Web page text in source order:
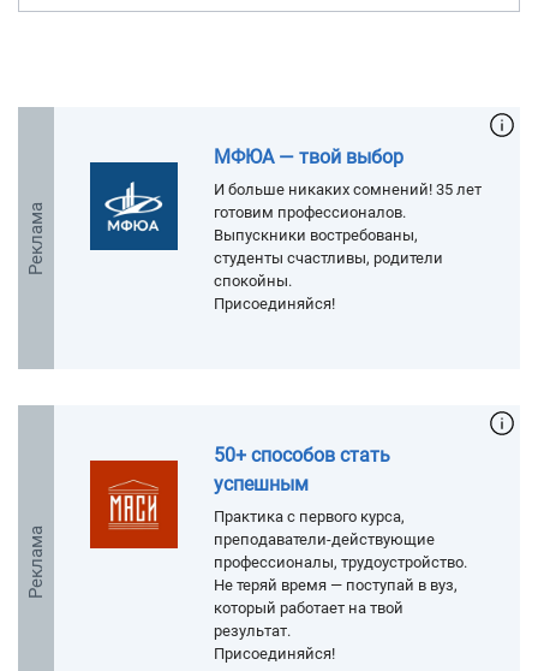
Реклама
МФЮА — твой выбор
И больше никаких сомнений! 35 лет
готовим профессионалов.
Выпускники востребованы,
студенты счастливы, родители
спокойны.
Присоединяйся!
Реклама
50+ способов стать
успешным
Практика с первого курса,
преподаватели-действующие
профессионалы, трудоустройство.
Не теряй время — поступай в вуз,
который работает на твой
результат.
Присоединяйся!